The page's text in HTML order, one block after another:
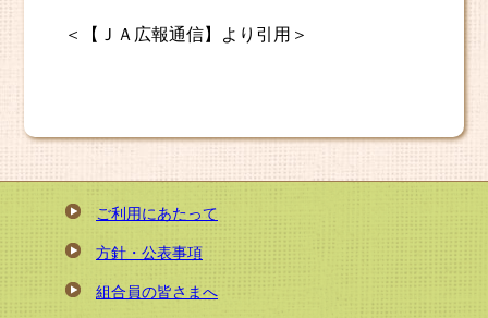
＜【ＪＡ広報通信】より引用＞
ご利用にあたって
方針・公表事項
組合員の皆さまへ